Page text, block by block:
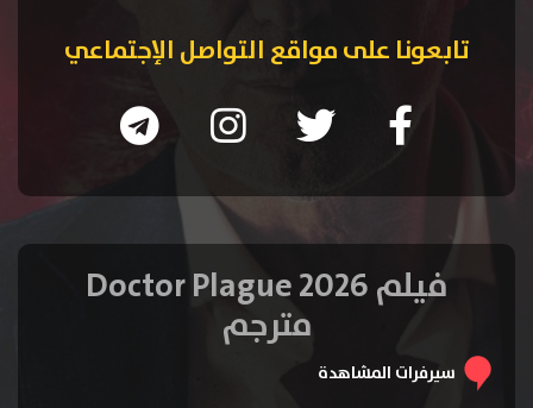
تابعونا على مواقع التواصل الإجتماعي
فيلم Doctor Plague 2026
مترجم
سيرفرات المشاهدة